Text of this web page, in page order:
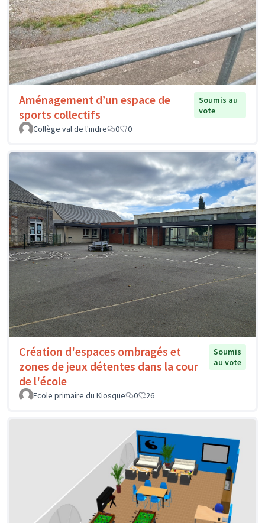
Aménagement d’un espace de
sports collectifs
Soumis au
vote
Collège val de l'indre
0 0
Création d'espaces ombragés et
zones de jeux détentes dans la cour
de l'école
Soumis
au vote
Ecole primaire du Kiosque 0 26